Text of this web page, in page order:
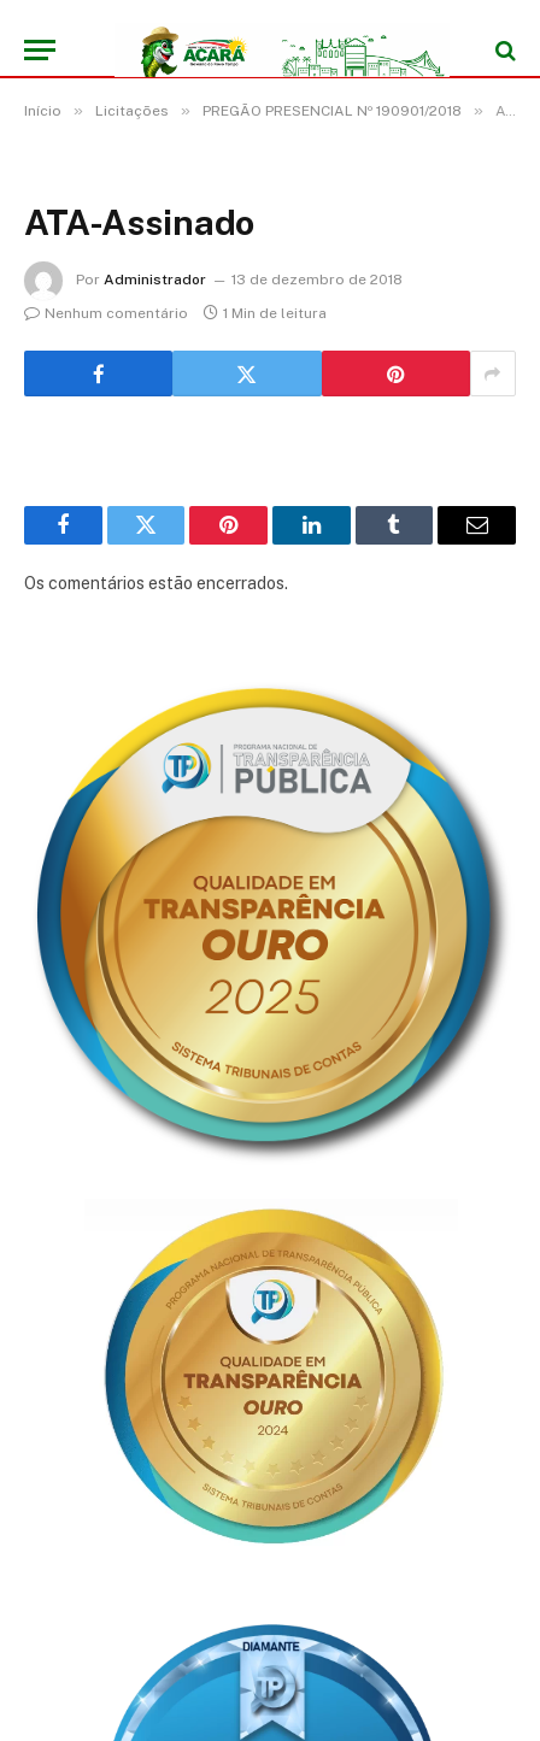
Início » Licitações » PREGÃO PRESENCIAL Nº 190901/2018 » ATA-Assinado
ATA-Assinado
Por Administrador
13 de dezembro de 2018
Nenhum comentário
1 Min de leitura
FacebookTwitter Pinterest LinkedInTumblr
E-
Os comentários estão encerrados.